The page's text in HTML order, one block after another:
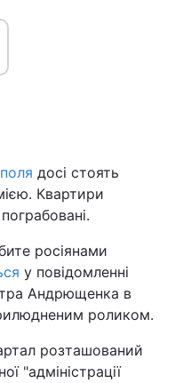
досі стоять
Квартири
росіянами
у повідомленні
Андрющенка в
роликом.
розташований
"адміністрації